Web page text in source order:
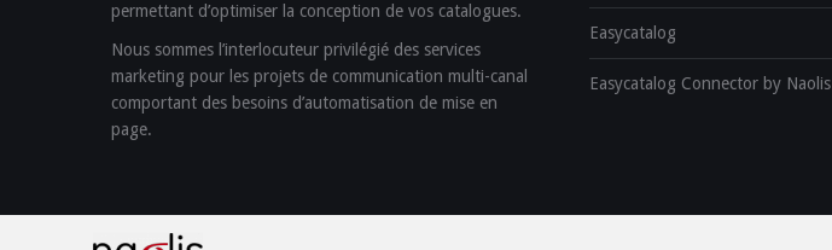
permettant d’optimiser la conception de vos catalogues.
Nous sommes l’interlocuteur privilégié des services
marketing pour les projets de communication multi-canal
comportant des besoins d’automatisation de mise en
page.
Easycatalog
Easycatalog Connector by Naolis